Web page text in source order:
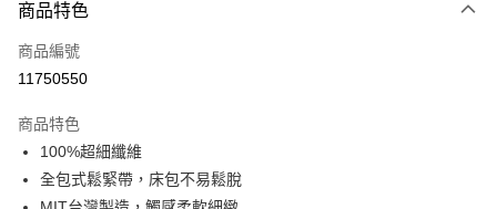
信用卡一次付款
信用卡分期付款
合作金庫商業銀行
華南商業銀行
上海商業儲蓄銀行
國泰世華商業銀行
超商取貨付款
LINE Pay
商品特色
商品編號
11750550
商品特色
100%超細纖維
全包式鬆緊帶，床包不易鬆脫